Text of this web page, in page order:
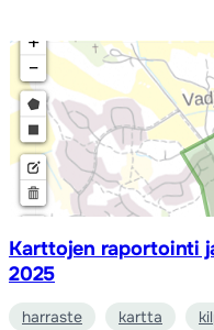
Karttojen raportointi
2025
harraste kartta